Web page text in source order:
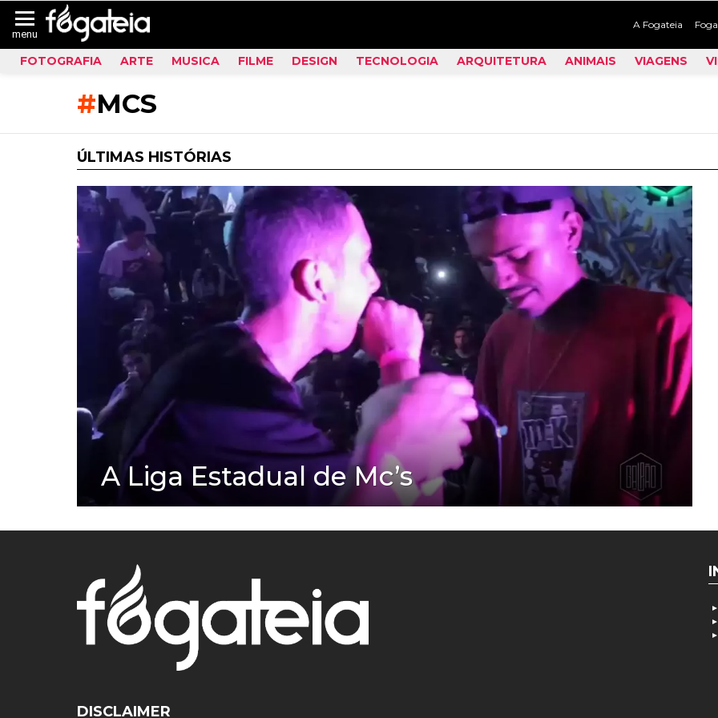
menu
A Fogateia
FOTOGRAFIA ARTE MUSICA FILME DESIGN TECNOLOGIA ARQUITETURA ANIMAIS VIAGENS
MCS
ÚLTIMAS HISTÓRIAS
A Liga Estadual de Mc’s
DISCLAIMER